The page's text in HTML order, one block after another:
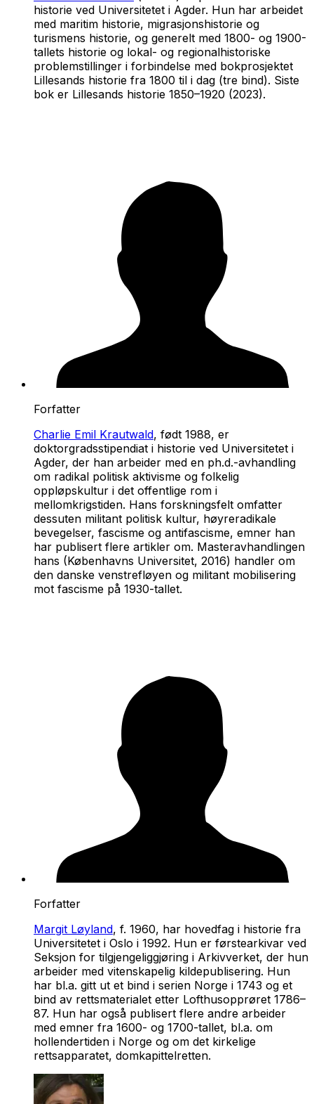
historie ved Universitetet i Agder. Hun har arbeidet
med maritim historie, migrasjonshistorie og
turismens historie, og generelt med 1800- og 1900-
tallets historie og lokal- og regionalhistoriske
problemstillinger i forbindelse med bokprosjektet
Lillesands historie fra 1800 til i dag (tre bind). Siste
bok er Lillesands historie 1850–1920 (2023).
Forfatter
Charlie Emil Krautwald, født 1988, er
doktorgradsstipendiat i historie ved Universitetet i
Agder, der han arbeider med en ph.d.-avhandling
om radikal politisk aktivisme og folkelig
oppløpskultur i det offentlige rom i
mellomkrigstiden. Hans forskningsfelt omfatter
dessuten militant politisk kultur, høyreradikale
bevegelser, fascisme og antifascisme, emner han
har publisert flere artikler om. Masteravhandlingen
hans (Københavns Universitet, 2016) handler om
den danske venstrefløyen og militant mobilisering
mot fascisme på 1930-tallet.
Forfatter
Margit Løyland, f. 1960, har hovedfag i historie fra
Universitetet i Oslo i 1992. Hun er førstearkivar ved
Seksjon for tilgjengeliggjøring i Arkivverket, der hun
arbeider med vitenskapelig kildepublisering. Hun
har bl.a. gitt ut et bind i serien Norge i 1743 og et
bind av rettsmaterialet etter Lofthusopprøret 1786–
87. Hun har også publisert flere andre arbeider
med emner fra 1600- og 1700-tallet, bl.a. om
hollendertiden i Norge og om det kirkelige
rettsapparatet, domkapittelretten.